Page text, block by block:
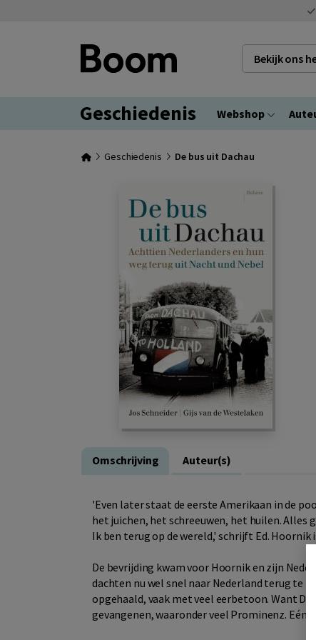
Bekijk ons
Geschiedenis Webshop
Geschiedenis De bus uit Dachau
Omschrijving Auteur(s)
'Even later staat de eerste Amerikaan in de
het juichen, het schreeuwen, het huilen. Alles
Ik ben terug op de wereld,' schrijft Ed. Hoornik
De bevrijding kwam voor Hoornik en zijn
dachten nu wel snel naar Nederland terug te
opgehaald, vaak met veel eerbetoon. Want
gevangenen, waaronder veel Prominenz. Eén